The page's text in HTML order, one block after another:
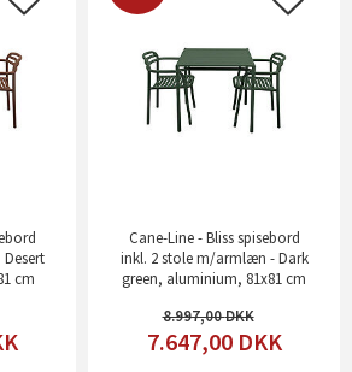
cm
Cane-Line - Bliss spisebord
inkl. 2 stole m/armlæn - Dark
green, aluminium, 81x81 cm
8.997,00
7.647,00 DKK